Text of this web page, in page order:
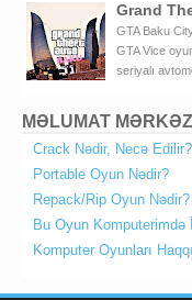
Grand
GTA Baku
GTA Vice
seriyalı
MƏLUMAT MƏRKƏZİ
Crack Nədir, Necə Edilir?
Portable Oyun Nədir?
Repack/Rip Oyun Nədir?
Bu Oyun Komputerimdə
Komputer Oyunları